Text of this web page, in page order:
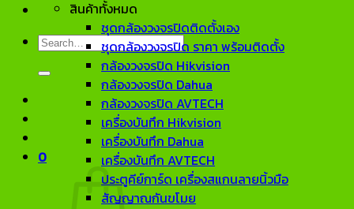
Search
0
สินค้าทั้งหมด
ชุดกล้องวงจรปิดติดตั้งเอง
ชุดกล้องวงจรปิด ราคา พร้อมติดตั้ง
กล้องวงจรปิด Hikvision
กล้องวงจรปิด Dahua
กล้องวงจรปิด AVTECH
เครื่องบันทึก Hikvision
เครื่องบันทึก Dahua
เครื่องบันทึก AVTECH
ประตูคีย์การ์ด เครื่องสแกนลายนิ้วมือ
สัญญาณกันขโมย